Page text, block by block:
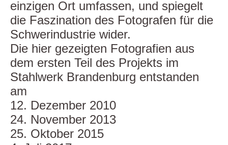
einzigen Ort umfassen, und spiegelt
die Faszination des Fotografen für die
Schwerindustrie wider.
Die hier gezeigten Fotografien aus
dem ersten Teil des Projekts im
Stahlwerk Brandenburg entstanden
am
12. Dezember 2010
24. November 2013
25. Oktober 2015